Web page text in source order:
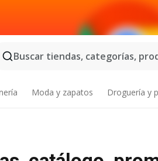
Buscar tiendas, categorías,
Moda y zapatos Droguería y